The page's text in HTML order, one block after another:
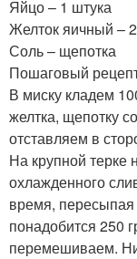
Яйцо – 1 штука
Желток яичный –
Соль – щепотка
Пошаговый
В миску кладем
желтка, щепотку
отставляем в
На крупной
охлажденного
время, пересыпая
понадобится 250
перемешиваем.